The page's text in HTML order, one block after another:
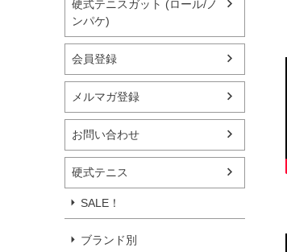
硬式テニスガット (ロール/ノ
ンパケ)
会員登録
メルマガ登録
お問い合わせ
硬式テニス
SALE！
ブランド別